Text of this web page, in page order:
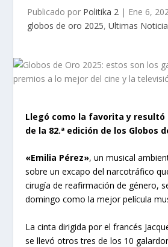
Publicado por Politika 2 | Ene 6,
globos de oro 2025, Ultimas
Llegó como la favorita y
de la 82.ª edición de los Globos
«Emilia Pérez», un musical
sobre un excapo del narcotráfico
cirugía de reafirmación de género,
domingo como la mejor película
La cinta dirigida por el francés
se llevó otros tres de los 10